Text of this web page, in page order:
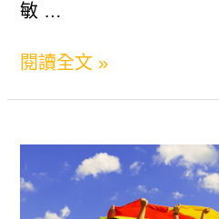
交
心
學
專
敏 …
怎
麼
敏
閱讀全文 »